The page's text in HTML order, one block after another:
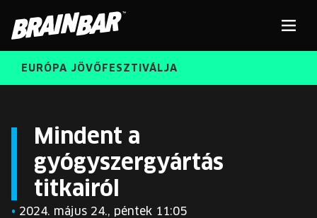
Bar
RÓLUNK
KORÁBBI ELŐADÓK
EURÓPA JÖVŐFESZTIVÁLJA
INGYENES DIÁK- ÉS TANÁRREGISZTRÁCIÓ
JEGYEK
Mindent a
gyógyszergyártás
titkairól
• 2024. május 24., péntek 11:05